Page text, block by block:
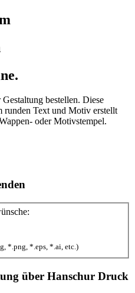
bestellen. Diese
runden Text und Motiv erstellt
oder Motivstempel.
*.png, *.eps, *.ai, etc.)
über Hanschur Druck